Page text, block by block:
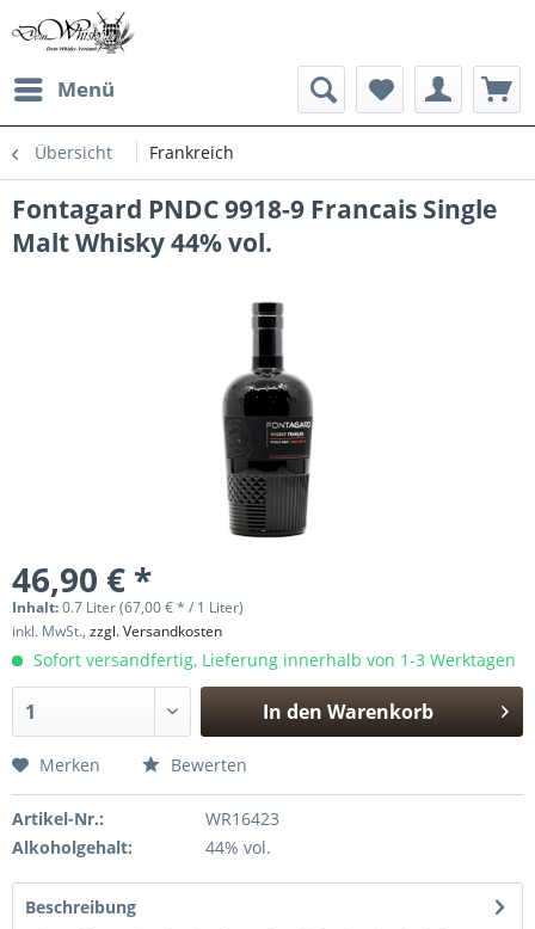
Menü
Übersicht Frankreich
Fontagard PNDC 9918-9 Francais Single
Malt Whisky 44% vol.
46,90 € *
Inhalt:0.7 Liter (67,00 € * / 1 Liter)
inkl. MwSt., zzgl. Versandkosten
Sofort versandfertig, Lieferung innerhalb von 1-3 Werktagen
In den Warenkorb
Merken Bewerten
Artikel-Nr.:
WR16423
Alkoholgehalt:
44% vol.
Beschreibung